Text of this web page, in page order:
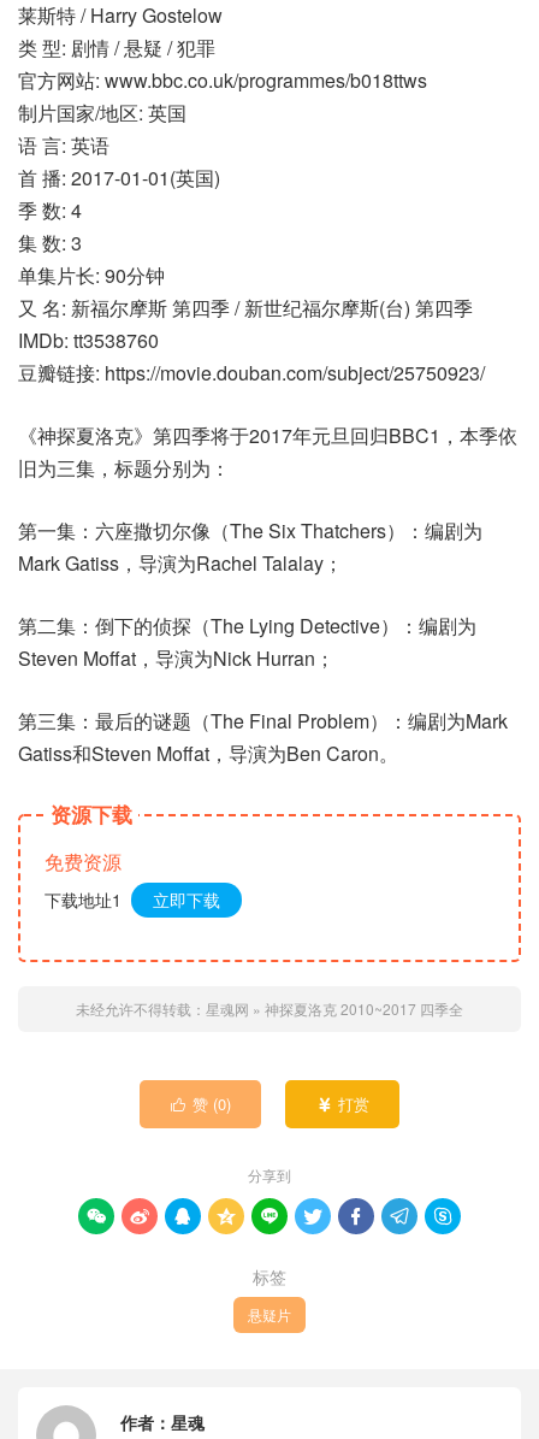
莱斯特 / Harry Gostelow
类 型: 剧情 / 悬疑 / 犯罪
官方网站: www.bbc.co.uk/programmes/b018ttws
制片国家/地区: 英国
语 言: 英语
首 播: 2017-01-01(英国)
季 数: 4
集 数: 3
单集片长: 90分钟
又 名: 新福尔摩斯 第四季 / 新世纪福尔摩斯(台) 第四季
IMDb: tt3538760
豆瓣链接: https://movie.douban.com/subject/25750923/
《神探夏洛克》第四季将于2017年元旦回归BBC1，本季依
旧为三集，标题分别为：
第一集：六座撒切尔像（The Six Thatchers）：编剧为
Mark Gatiss，导演为Rachel Talalay；
第二集：倒下的侦探（The Lying Detective）：编剧为
Steven Moffat，导演为Nick Hurran；
第三集：最后的谜题（The Final Problem）：编剧为Mark
Gatiss和Steven Moffat，导演为Ben Caron。
资源下载
免费资源
下载地址1 立即下载
未经允许不得转载： 星魂网 » 神探夏洛克 2010~2017 四季全
 赞 (0)  打赏
分享到
        
标签
悬疑片
作者： 星魂